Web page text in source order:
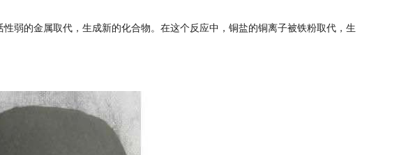
弱的金属取代，生成新的化合物。在这个反应中，铜盐的铜离子被铁粉取代，生